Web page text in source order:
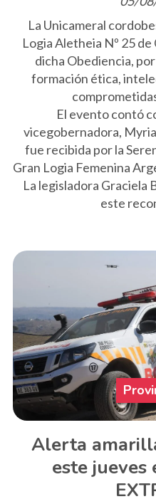
La Unicameral
Logia Aletheia Nº 25
dicha Obediencia,
formación ética,
El evento contó
vicegobernadora,
fue recibida por la
Gran Logia Femenina
La legisladora Graciela
este
Alerta
este jueves